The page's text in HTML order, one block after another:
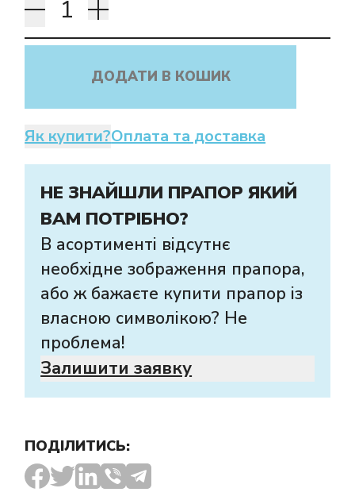
ДОДАТИ В КОШИК
Як купити?Оплата та доставка
НЕ ЗНАЙШЛИ ПРАПОР ЯКИЙ
ВАМ ПОТРІБНО?
В асортименті відсутнє
необхідне зображення прапора,
або ж бажаєте купити прапор із
власною символікою? Не
проблема!
Залишити заявку
ПОДІЛИТИСЬ: